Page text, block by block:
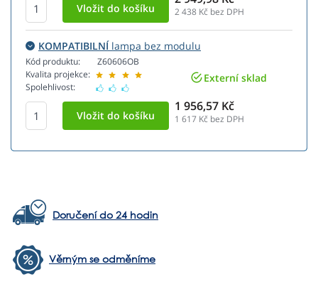
2 438 Kč bez DPH
KOMPATIBILNÍlampa bez modulu
Kód produktu:
Kvalita projekce:
Spolehlivost:
Z60606OB
Externí sklad
1 956,57 Kč
1 617 Kč bez DPH
Doručení do 24 hodin
Věrným se odměníme